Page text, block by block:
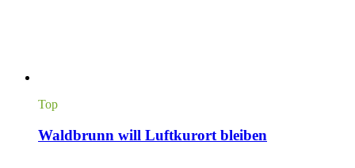
Top
Waldbrunn will Luftkurort bleiben